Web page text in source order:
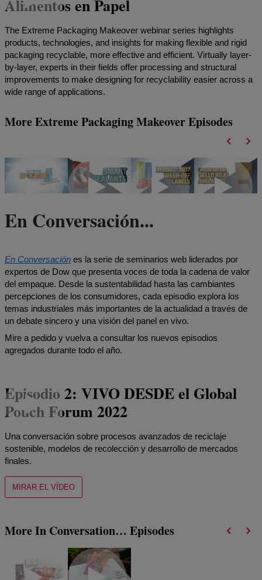
Alimentos en Papel
The Extreme Packaging Makeover webinar series highlights
products, technologies, and insights for making flexible and rigid
packaging recyclable, more effective and efficient. Virtually layer-
by-layer, experts in their fields offer processing and structural
improvements to make designing for recyclability easier across a
wide range of applications.
More Extreme Packaging Makeover Episodes
En Conversación...
En Conversación es la serie de seminarios web liderados por
expertos de Dow que presenta voces de toda la cadena de valor
del empaque. Desde la sustentabilidad hasta las cambiantes
percepciones de los consumidores, cada episodio explora los
temas industriales más importantes de la actualidad a través de
un debate sincero y una visión del panel en vivo.
Mire a pedido y vuelva a consultar los nuevos episodios
agregados durante todo el año.
Episodio 2: VIVO DESDE el Global
Pouch Forum 2022
Una conversación sobre procesos avanzados de reciclaje
sostenible, modelos de recolección y desarrollo de mercados
finales.
MIRAR EL VÍDEO
More In Conversation… Episodes